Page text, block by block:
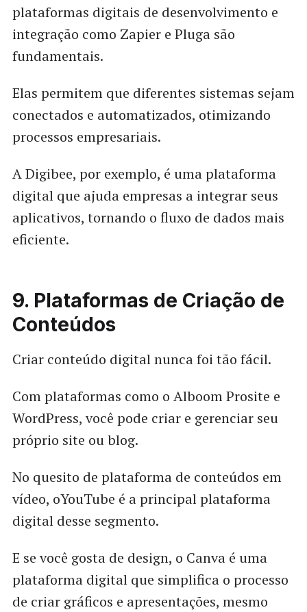
plataformas digitais de desenvolvimento e
integração como Zapier e Pluga são
fundamentais.
Elas permitem que diferentes sistemas sejam
conectados e automatizados, otimizando
processos empresariais.
A Digibee, por exemplo, é uma plataforma
digital que ajuda empresas a integrar seus
aplicativos, tornando o fluxo de dados mais
eficiente.
9. Plataformas de Criação de
Conteúdos
Criar conteúdo digital nunca foi tão fácil.
Com plataformas como o Alboom Prosite e
WordPress, você pode criar e gerenciar seu
próprio site ou blog.
No quesito de plataforma de conteúdos em
vídeo, oYouTube é a principal plataforma
digital desse segmento.
E se você gosta de design, o Canva é uma
plataforma digital que simplifica o processo
de criar gráficos e apresentações, mesmo